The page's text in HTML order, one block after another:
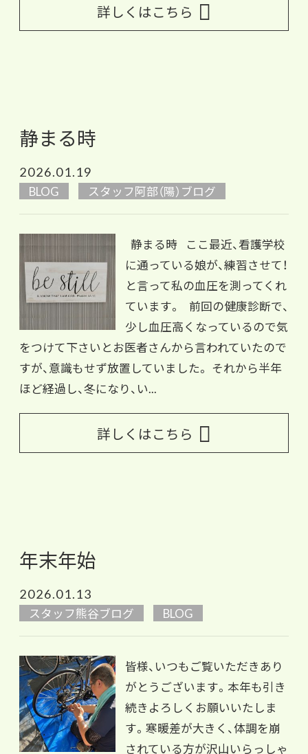
詳しくはこちら
静まる時
2026.01.19
BLOG スタッフ阿部（陽）ブログ
静まる時 ここ最近、看護学校
に通っている娘が、練習させて！
と言って私の血圧を測ってくれ
ています。 前回の健康診断で、
少し血圧高くなっているので気
をつけて下さいとお医者さんから言われていたので
すが、意識もせず放置していました。 それから半年
ほど経過し、冬になり、い...
詳しくはこちら
年末年始
2026.01.13
スタッフ熊谷ブログ BLOG
皆様、いつもご覧いただきあり
がとうございます。本年も引き
続きよろしくお願いいたしま
す。寒暖差が大きく、体調を崩
されている方が沢山いらっしゃ